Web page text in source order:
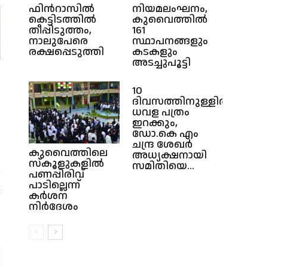
ഫിൻറാസിൽ
കെട്ടിടത്തിൽ
തീപ്പിടുത്തം,
നാലുപേരെ
രക്ഷപ്പെടുത്തി
നിയമലംഘനം,
കുവൈത്തിൽ‌
161
സ്ഥാപനങ്ങളും
കടകളും
അടച്ചുപൂട്ടി
കുവൈത്തിലെ
സ്കൂളുകളിൽ
പണപ്പിരിവ്
പാടില്ലെന്ന്
കർശന
നിർദേശം
10
ദിവസത്തിനുള്ളിൽ
ധവള പത്രം
ഇറക്കും,
ഡോ.കെ എം
ചന്ദ്ര ശേഖർ
അധ്യക്ഷനായി
സമിതിയെ...